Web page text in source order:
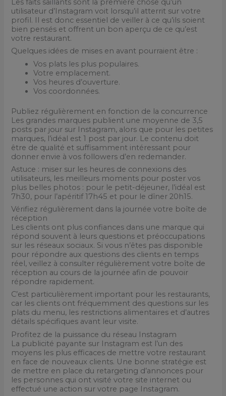
Les faits saillants sont la première chose qu’un
utilisateur d’Instagram voit lorsqu’il atterrit sur votre
profil. Il est donc essentiel de veiller à ce qu’ils soient
bien pensés et offrent un bon aperçu de ce qu’est
votre restaurant.
Quelques idées de mises en avant pourraient être :
Vos plats les plus populaires.
Votre emplacement.
Vos heures d’ouverture.
Vos coordonnées.
Publiez régulièrement en fonction de la concurrence
Les grandes marques publient une moyenne de 3,5
posts par jour sur Instagram, alors que pour les petites
marques, l’idéal est 1 post par jour. Le contenu doit
être de qualité et suffisamment intéressant pour
donner envie à vos followers d’en redemander.
Astuce : miser sur les heures de connexions des
utilisateurs, les meilleurs moments pour poster vos
plus belles photos : pour le petit-déjeuner, l’idéal est
7h30, pour l’apéritif 17h45 et pour le dîner 20h15.
Vérifiez régulièrement dans la journée votre boîte de
réception
Les clients ont plus confiances dans une marque qui
répond souvent à leurs questions et préoccupations
sur les réseaux sociaux. Si vous n’êtes pas disponible
pour répondre aux questions des clients en temps
réel, veillez à consulter régulièrement votre boîte de
réception au cours de la journée afin de pouvoir
répondre rapidement.
C’est particulièrement important pour les restaurants,
car les clients ont fréquemment des questions sur les
plats du menu, les restrictions alimentaires et d’autres
détails spécifiques avant leur visite.
Profitez de la puissance du réseau Instagram
La publicité payante sur Instagram est l’un des
moyens les plus efficaces de mettre votre restaurant
en face de nouveaux clients. Une bonne stratégie est
de mettre en place du retargeting d’annonces pour
les personnes qui ont visité votre site internet ou
effectué une action sur votre page Instagram.